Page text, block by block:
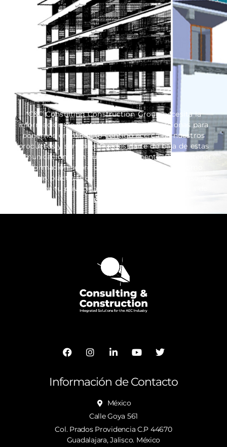
*C&C Consulting Construction Group necesita la
información de contacto que nos proporcionas para
ponernos en contacto contigo acerca de nuestros
productos y servicios. Puedes darte de baja de estas
comunicaciones en cualquier momento. Para obtener
información sobre cómo darte de baja, así como
nuestras prácticas de privacidad y el compromiso de
proteger tu privacidad, consulta nuestra Política de
privacidad.
Información de Contacto
México
Calle Goya 561
Col. Prados Providencia C.P 44670
Guadalajara, Jalisco. México